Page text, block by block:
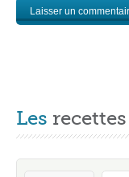
Les recettes